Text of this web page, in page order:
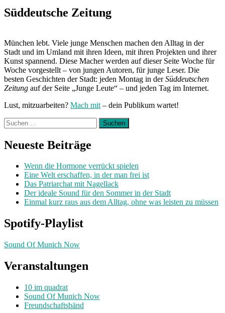
Post:
Süddeutsche Zeitung
München lebt. Viele junge Menschen machen den Alltag in der
Stadt und im Umland mit ihren Ideen, mit ihren Projekten und ihrer
Kunst spannend. Diese Macher werden auf dieser Seite Woche für
Woche vorgestellt – von jungen Autoren, für junge Leser. Die
besten Geschichten der Stadt: jeden Montag in derSüddeutschen
Zeitung auf der Seite „Junge Leute“ – und jeden Tag im Internet.
Lust, mitzuarbeiten? Mach mit – dein Publikum wartet!
Suchen
nach:
Neueste Beiträge
Wenn die Hormone verrückt spielen
Eine Welt erschaffen, in der man frei ist
Das Patriarchat mit Nagellack
Der ideale Sound für den Sommer in der Stadt
Einmal kurz raus aus dem Alltag, ohne was leisten zu müssen
Spotify-Playlist
Sound Of Munich Now
Veranstaltungen
10 im quadrat
Sound Of Munich Now
Freundschaftsbänd